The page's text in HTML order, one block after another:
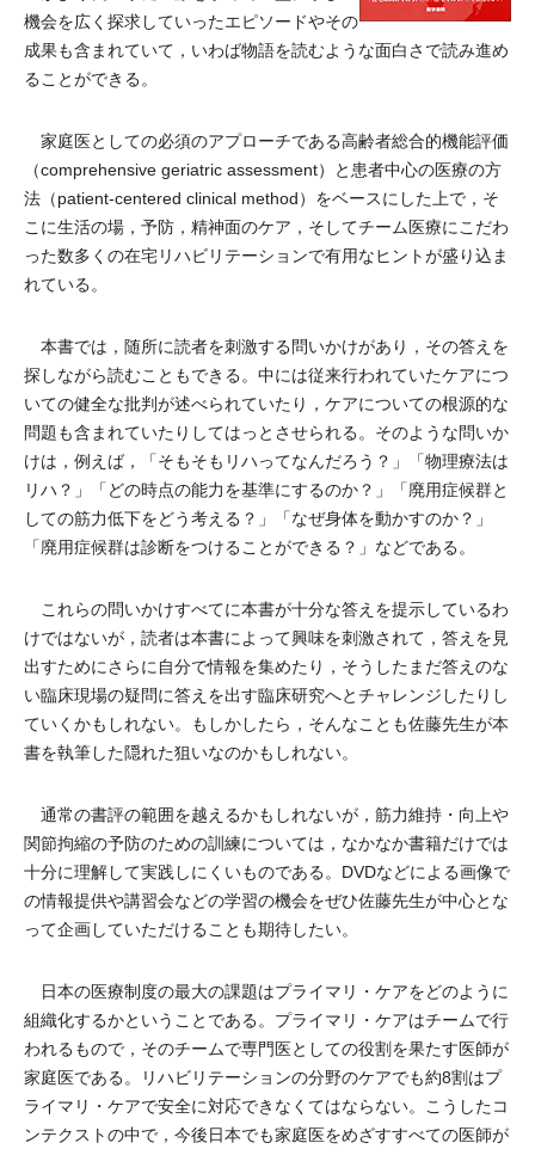
機会を広く探求していったエピソードやその
成果も含まれていて，いわば物語を読むような面白さで読み進め
ることができる。
家庭医としての必須のアプローチである高齢者総合的機能評価
（comprehensive geriatric assessment）と患者中心の医療の方
法（patient-centered clinical method）をベースにした上で，そ
こに生活の場，予防，精神面のケア，そしてチーム医療にこだわ
った数多くの在宅リハビリテーションで有用なヒントが盛り込ま
れている。
本書では，随所に読者を刺激する問いかけがあり，その答えを
探しながら読むこともできる。中には従来行われていたケアにつ
いての健全な批判が述べられていたり，ケアについての根源的な
問題も含まれていたりしてはっとさせられる。そのような問いか
けは，例えば，「そもそもリハってなんだろう？」「物理療法は
リハ？」「どの時点の能力を基準にするのか？」「廃用症候群と
しての筋力低下をどう考える？」「なぜ身体を動かすのか？」
「廃用症候群は診断をつけることができる？」などである。
これらの問いかけすべてに本書が十分な答えを提示しているわ
けではないが，読者は本書によって興味を刺激されて，答えを見
出すためにさらに自分で情報を集めたり，そうしたまだ答えのな
い臨床現場の疑問に答えを出す臨床研究へとチャレンジしたりし
ていくかもしれない。もしかしたら，そんなことも佐藤先生が本
書を執筆した隠れた狙いなのかもしれない。
通常の書評の範囲を越えるかもしれないが，筋力維持・向上や
関節拘縮の予防のための訓練については，なかなか書籍だけでは
十分に理解して実践しにくいものである。DVDなどによる画像で
の情報提供や講習会などの学習の機会をぜひ佐藤先生が中心とな
って企画していただけることも期待したい。
日本の医療制度の最大の課題はプライマリ・ケアをどのように
組織化するかということである。プライマリ・ケアはチームで行
われるもので，そのチームで専門医としての役割を果たす医師が
家庭医である。リハビリテーションの分野のケアでも約8割はプ
ライマリ・ケアで安全に対応できなくてはならない。こうしたコ
ンテクストの中で，今後日本でも家庭医をめざすすべての医師が